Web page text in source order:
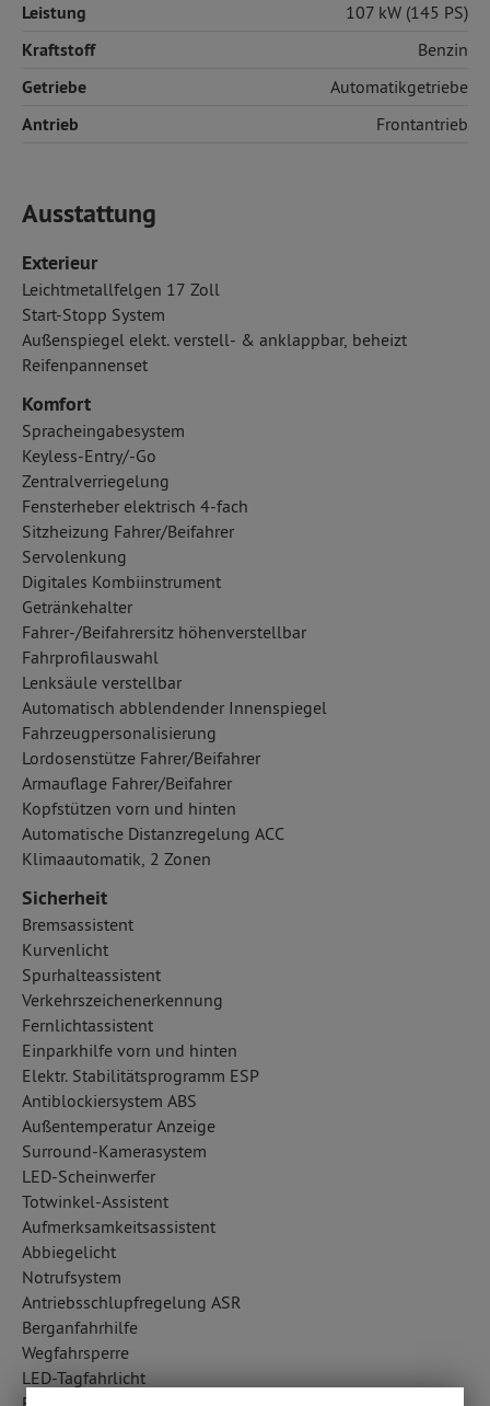
Leistung 107 kW (145 PS)
Kraftstoff Benzin
Getriebe Automatikgetriebe
Antrieb Frontantrieb
Ausstattung
Exterieur
Leichtmetallfelgen 17 Zoll
Start-Stopp System
Außenspiegel elekt. verstell- & anklappbar, beheizt
Reifenpannenset
Komfort
Spracheingabesystem
Keyless-Entry/-Go
Zentralverriegelung
Fensterheber elektrisch 4-fach
Sitzheizung Fahrer/Beifahrer
Servolenkung
Digitales Kombiinstrument
Getränkehalter
Fahrer-/Beifahrersitz höhenverstellbar
Fahrprofilauswahl
Lenksäule verstellbar
Automatisch abblendender Innenspiegel
Fahrzeugpersonalisierung
Lordosenstütze Fahrer/Beifahrer
Armauflage Fahrer/Beifahrer
Kopfstützen vorn und hinten
Automatische Distanzregelung ACC
Klimaautomatik, 2 Zonen
Sicherheit
Bremsassistent
Kurvenlicht
Spurhalteassistent
Verkehrszeichenerkennung
Fernlichtassistent
Einparkhilfe vorn und hinten
Elektr. Stabilitätsprogramm ESP
Antiblockiersystem ABS
Außentemperatur Anzeige
Surround-Kamerasystem
LED-Scheinwerfer
Totwinkel-Assistent
Aufmerksamkeitsassistent
Abbiegelicht
Notrufsystem
Antriebsschlupfregelung ASR
Berganfahrhilfe
Wegfahrsperre
LED-Tagfahrlicht